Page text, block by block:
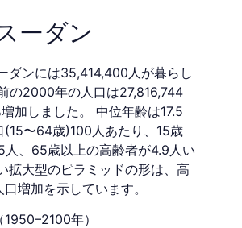
ーダン
ダンには35,414,400人が暮らし
の2000年の人口は27,816,744
加しました。 中位年齢は17.5
(15〜64歳)100人あたり、15歳
人、65歳以上の高齢者が4.9人い
拡大型のピラミッドの形は、高
増加を示しています。
年）